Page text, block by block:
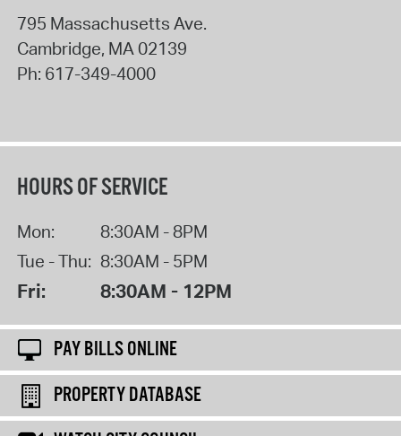
795 Massachusetts Ave.
Cambridge, MA02139
Ph: 617-349-4000
HOURS OF SERVICE
Mon:
8:30AM - 8PM
Tue - Thu: 8:30AM - 5PM
Fri: 8:30AM - 12PM
PAY BILLS ONLINE
PROPERTY DATABASE